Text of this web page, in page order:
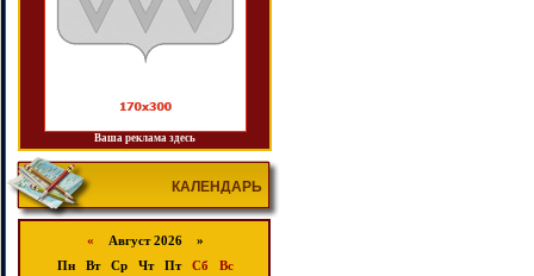
Ваша реклама здесь
КАЛЕНДАРЬ
« Август 2026 »
Пн
Вт Ср Чт Пт Сб
Вс